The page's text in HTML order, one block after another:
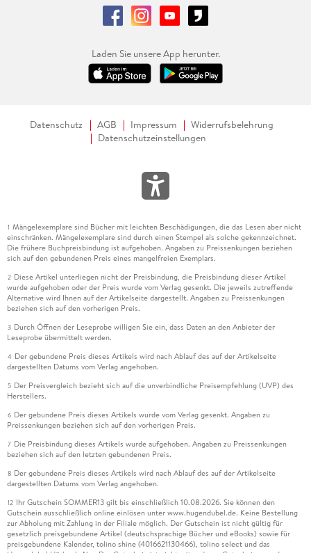
Laden Sie unsere App herunter.
Datenschutz AGB Impressum
Widerrufsbelehrung
Datenschutzeinstellungen
1 Mängelexemplare sind Bücher mit leichten Beschädigungen, die das Lesen aber nicht
einschränken. Mängelexemplare sind durch einen Stempel als solche gekennzeichnet.
Die frühere Buchpreisbindung ist aufgehoben. Angaben zu Preissenkungen beziehen
sich auf den gebundenen Preis eines mangelfreien Exemplars.
2 Diese Artikel unterliegen nicht der Preisbindung, die Preisbindung dieser Artikel
wurde aufgehoben oder der Preis wurde vom Verlag gesenkt. Die jeweils zutreffende
Alternative wird Ihnen auf der Artikelseite dargestellt. Angaben zu Preissenkungen
beziehen sich auf den vorherigen Preis.
3 Durch Öffnen der Leseprobe willigen Sie ein, dass Daten an den Anbieter der
Leseprobe übermittelt werden.
4 Der gebundene Preis dieses Artikels wird nach Ablauf des auf der Artikelseite
dargestellten Datums vom Verlag angehoben.
5 Der Preisvergleich bezieht sich auf die unverbindliche Preisempfehlung (UVP) des
Herstellers.
6 Der gebundene Preis dieses Artikels wurde vom Verlag gesenkt. Angaben zu
Preissenkungen beziehen sich auf den vorherigen Preis.
7 Die Preisbindung dieses Artikels wurde aufgehoben. Angaben zu Preissenkungen
beziehen sich auf den letzten gebundenen Preis.
8 Der gebundene Preis dieses Artikels wird nach Ablauf des auf der Artikelseite
dargestellten Datums vom Verlag angehoben.
12 Ihr Gutschein SOMMER13 gilt bis einschließlich 10.08.2026. Sie können den
Gutschein ausschließlich online einlösen unter www.hugendubel.de. Keine Bestellung
zur Abholung mit Zahlung in der Filiale möglich. Der Gutschein ist nicht gültig für
gesetzlich preisgebundene Artikel (deutschsprachige Bücher und eBooks) sowie für
preisgebundene Kalender, tolino shine (4016621130466), tolino select und das